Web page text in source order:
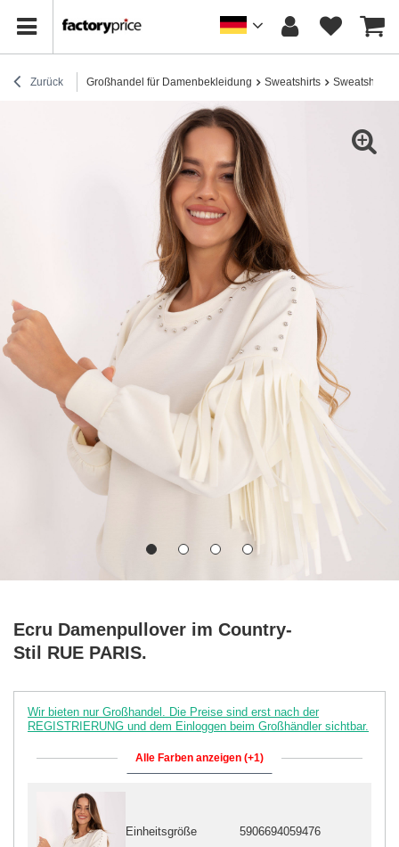
Zurück Großhandel für Damenbekleidung Sweatshirts Sweatshirts
Ecru Damenpullover im Country-
Stil RUE PARIS.
Wir bieten nur Großhandel. Die Preise sind erst nach der
REGISTRIERUNG und dem Einloggen beim Großhändler sichtbar.
Alle Farben anzeigen (+1)
Einheitsgröße 5906694059476